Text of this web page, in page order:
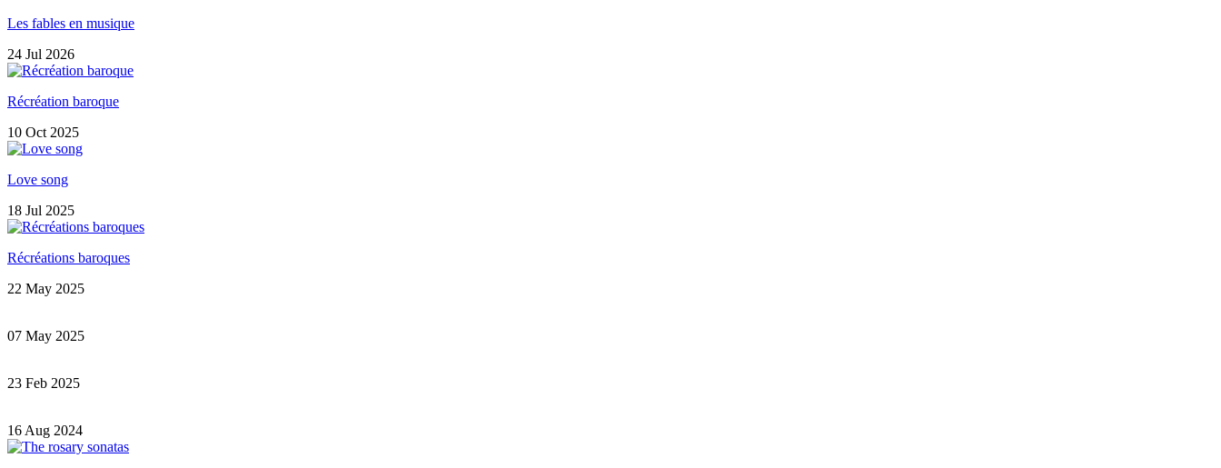
Les fables en musique
24 Jul 2026
Récréation baroque
10 Oct 2025
Love song
18 Jul 2025
Récréations baroques
22 May 2025
07 May 2025
23 Feb 2025
16 Aug 2024